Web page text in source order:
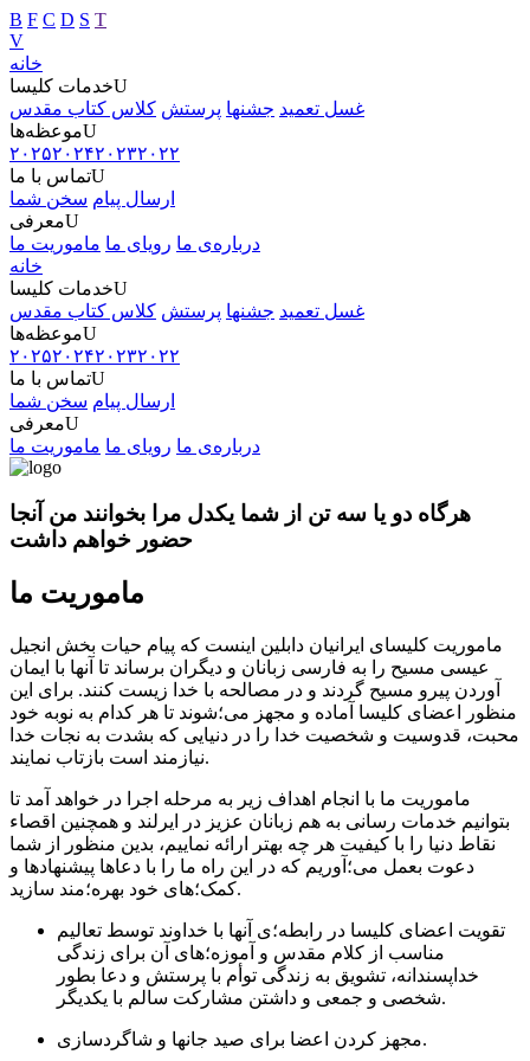
B F C D S T
V
خانه
خدمات کلیساU
غسل تعمید جشنها پرستش کلاس کتاب مقدس
موعظه‌هاU
۲۰۲۵۲۰۲۴۲۰۲۳۲۰۲۲
تماس با ماU
ارسال پیام سخن شما
معرفیU
درباره‌ی ما رویای ما ماموریت ما
خانه
خدمات کلیساU
غسل تعمید جشنها پرستش کلاس کتاب مقدس
موعظه‌هاU
۲۰۲۵۲۰۲۴۲۰۲۳۲۰۲۲
تماس با ماU
ارسال پیام سخن شما
معرفیU
درباره‌ی ما رویای ما ماموریت ما
هرگاه دو یا سه تن از شما یکدل مرا بخوانند من آنجا
حضور خواهم داشت
ماموریت ما
ماموریت کلیسای ایرانیان دابلین اینست که پیام حیات بخش انجیل
عیسی مسیح را به فارسی زبانان و دیگران برساند تا آنها با ایمان
آوردن پیرو مسیح گردند و در مصالحه با خدا زیست کنند. برای این
منظور اعضای کلیسا آماده و مجهز می؛شوند تا هر کدام به نوبه خود
محبت، قدوسیت و شخصیت خدا را در دنیایی که بشدت به نجات خدا
نیازمند است بازتاب نمایند.
ماموریت ما با انجام اهداف زیر به مرحله اجرا در خواهد آمد تا
بتوانیم خدمات رسانی به هم زبانان عزیز در ایرلند و همچنین اقصاء
نقاط دنیا را با کیفیت هر چه بهتر ارائه نماییم، بدین منظور از شما
دعوت بعمل می؛آوریم که در این راه ما را با دعاها پیشنهادها و
کمک؛های خود بهره؛مند سازید.
تقویت اعضای کلیسا در رابطه؛ی آنها با خداوند توسط تعالیم
مناسب از کلام مقدس و آموزه؛های آن برای زندگی
خداپسندانه، تشویق به زندگی توأم با پرستش و دعا بطور
شخصی و جمعی و داشتن مشارکت سالم با یکدیگر.
مجهز کردن اعضا برای صید جانها و شاگردسازی.